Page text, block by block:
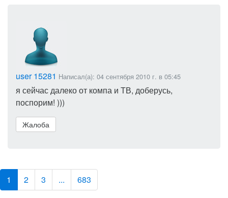
user 15281 Написал(а): 04 сентября 2010 г. в 05:45
я сейчас далеко от компа и ТВ, доберусь,
поспорим! )))
Жалоба
1 2 3 ... 683